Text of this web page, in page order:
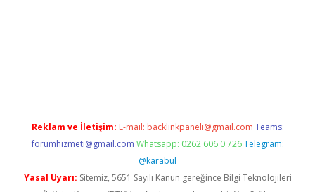
Reklam ve İletişim: E-mail: backlinkpaneli@gmail.com Teams:
forumhizmeti@gmail.com Whatsapp: 0262 606 0 726 Telegram:
@karabul
Yasal Uyarı: Sitemiz, 5651 Sayılı Kanun gereğince Bilgi Teknolojileri